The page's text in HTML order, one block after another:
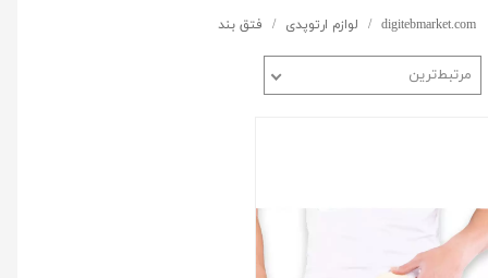
digitebmarket.com لوازم ارتوپدی فتق بند
مرتبط‌ترین